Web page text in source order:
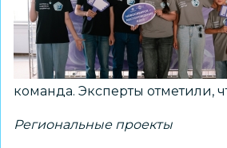
команда. Эксперты отметили,
Региональные проекты